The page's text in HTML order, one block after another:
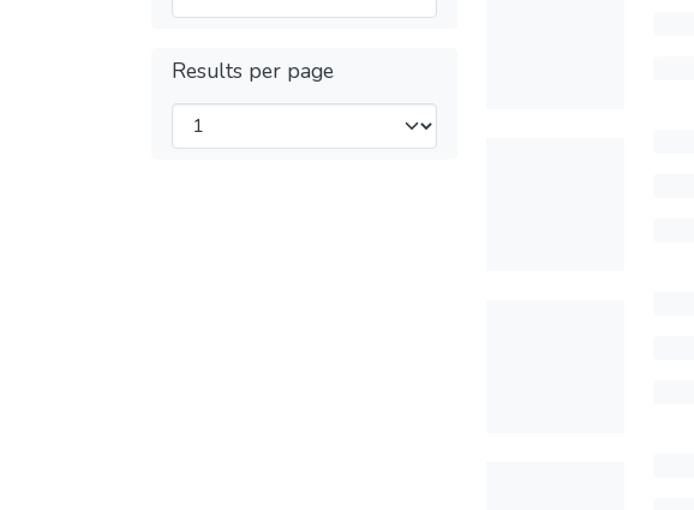
Results per page